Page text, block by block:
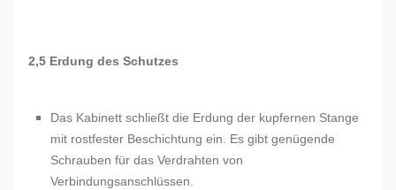
2,5 Erdung des Schutzes
Das Kabinett schließt die Erdung der kupfernen Stange
mit rostfester Beschichtung ein. Es gibt genügende
Schrauben für das Verdrahten von
Verbindungsanschlüssen.